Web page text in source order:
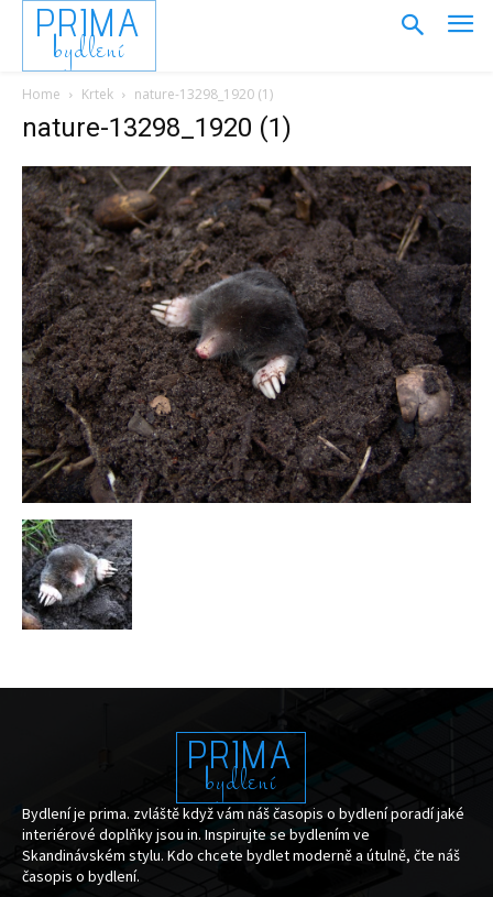
PRIMA
bydlení
Home Krtek nature-13298_1920 (1)
nature-13298_1920 (1)
PRIMA
bydlení
Bydlení je prima. zvláště když vám náš časopis o bydlení poradí jaké
interiérové doplňky jsou in. Inspirujte se bydlením ve
Skandinávském stylu. Kdo chcete bydlet moderně a útulně, čte náš
časopis o bydlení.